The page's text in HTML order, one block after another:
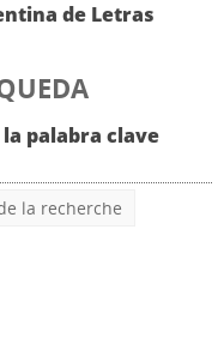
de Letras
palabra clave
la recherche